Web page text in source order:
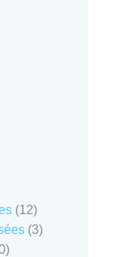
1212
produits
33
10